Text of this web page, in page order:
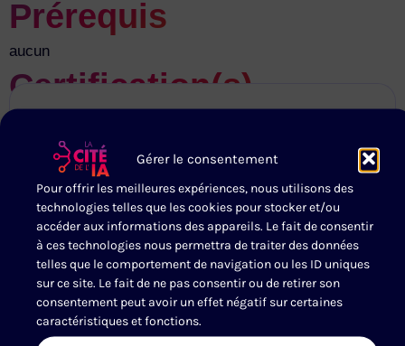
Gérer le consentement
Pour offrir les meilleures expériences, nous utilisons des
technologies telles que les cookies pour stocker et/ou
accéder aux informations des appareils. Le fait de consentir
à ces technologies nous permettra de traiter des données
telles que le comportement de navigation ou les ID uniques
sur ce site. Le fait de ne pas consentir ou de retirer son
consentement peut avoir un effet négatif sur certaines
caractéristiques et fonctions.
Prérequis
aucun
Certification(s)
KPMG ASSOCIES
Explorons le champs des possibles Trouver de
nouveaux insights. Anticiper de nouveaux
risques. R…